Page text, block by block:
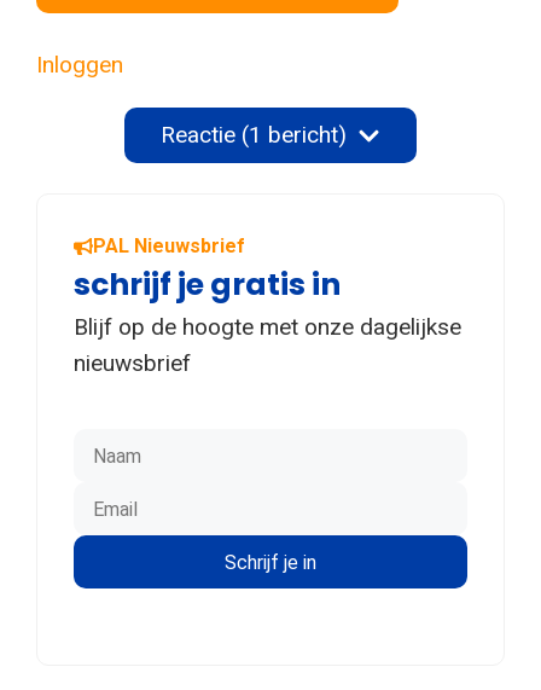
Inloggen
Reactie (1 bericht)
PAL Nieuwsbrief
schrijf je gratis in
Blijf op de hoogte met onze dagelijkse
nieuwsbrief